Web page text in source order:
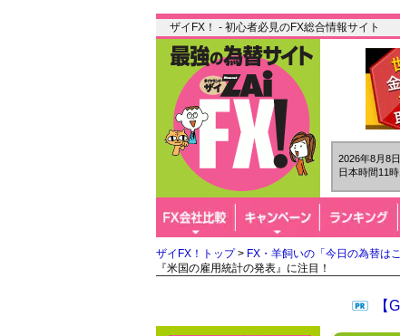
ザイFX！ - 初心者必見のFX総合情報サイト
2026年8月8日
日本時間11
ザイFX！トップ> FX・羊飼いの「今日の為替は
『米国の雇用統計の発表』に注目！
【